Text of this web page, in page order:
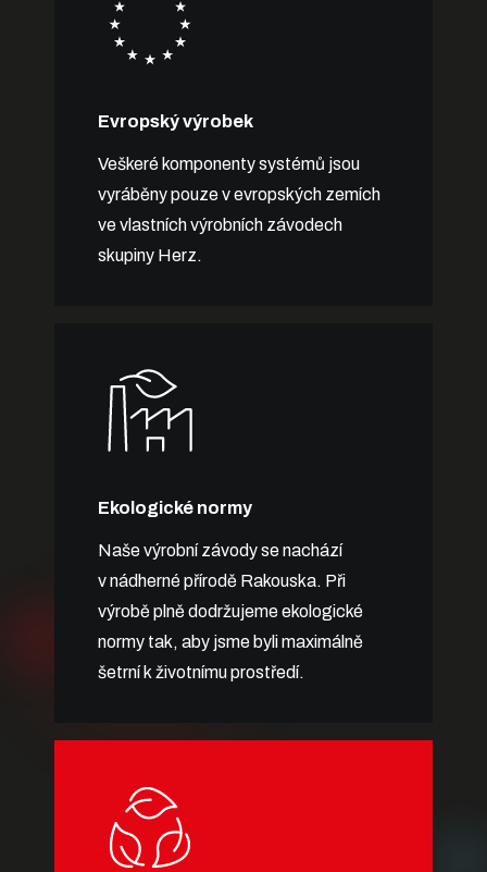
Evropský výrobek
Veškeré komponenty systémů jsou
vyráběny pouze v evropských zemích
ve vlastních výrobních závodech
skupiny Herz.
Ekologické normy
Naše výrobní závody se nachází
v nádherné přírodě Rakouska. Při
výrobě plně dodržujeme ekologické
normy tak, aby jsme byli maximálně
šetrní k životnímu prostředí.